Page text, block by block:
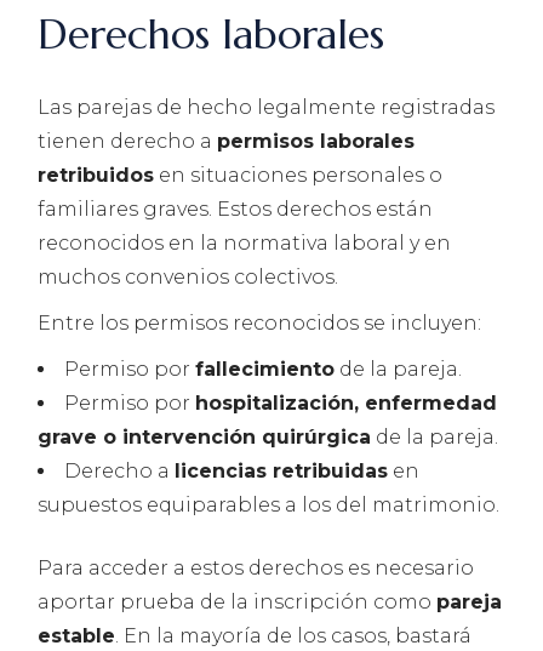
Derechos laborales
Las parejas de hecho legalmente registradas
tienen derecho a permisos laborales
retribuidos en situaciones personales o
familiares graves. Estos derechos están
reconocidos en la normativa laboral y en
muchos convenios colectivos.
Entre los permisos reconocidos se incluyen:
Permiso porfallecimiento de la pareja.
Permiso por hospitalización, enfermedad
grave o intervención quirúrgica de la pareja.
Derecho a licencias retribuidas en
supuestos equiparables a los del matrimonio.
Para acceder a estos derechos es necesario
aportar prueba de la inscripción como pareja
estable. En la mayoría de los casos, bastará